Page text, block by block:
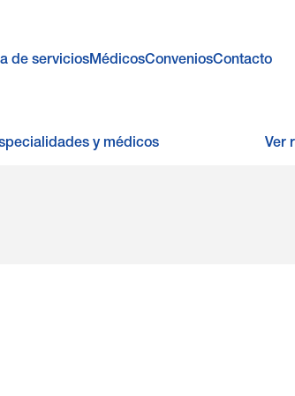
de serviciosMédicosConveniosContacto
y médicos Ver